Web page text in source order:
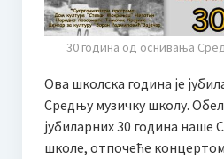
Такмичење гудача “Стеван
Како се пријавити?
Жири
30 година од оснивања
Ова школска година је
Средњу музичку школу.
јубиларних 30 година наше
школе, отпочеће